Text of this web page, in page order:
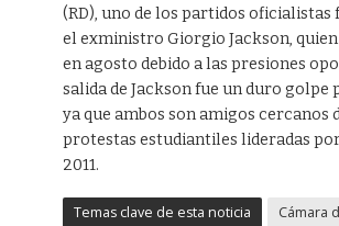
(RD), uno de los partidos oficialistas
el exministro Giorgio Jackson,
en agosto debido a las presiones
salida de Jackson fue un duro golpe
ya que ambos son amigos cercanos
protestas estudiantiles lideradas
2011.
Temas clave de esta noticia
Cámara